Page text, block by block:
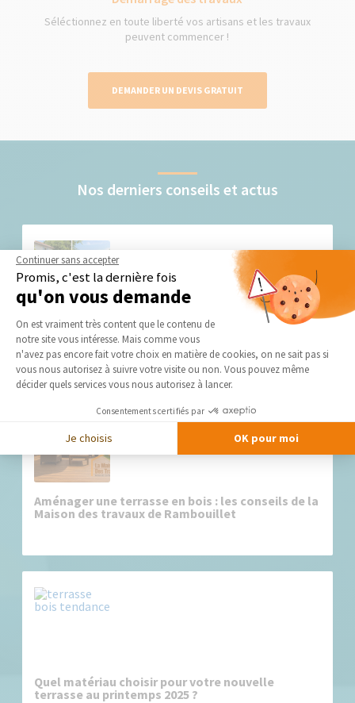
Séléctionnez en toute liberté vos artisans et les travaux
peuvent commencer !
DEMANDER UN DEVIS GRATUIT
Nos derniers conseils et actus
Les avantages d’une terrasse en bois exotique
pour votre maison à Rambouillet
Aménager une terrasse en bois : les conseils de la
Maison des travaux de Rambouillet
Quel matériau choisir pour votre nouvelle
terrasse au printemps 2025 ?
Continuer sans accepter
Promis, c'est la dernière fois
qu'on vous demande
Plateforme de Gestion du
On est vraiment très content que le contenu de
notre site vous intéresse. Mais comme vous
n'avez pas encore fait votre choix en matière de cookies, on ne sait pas si
vous nous autorisez à suivre votre visite ou non. Vous pouvez même
décider quels services vous nous autorisez à lancer.
Consentements certifiés par
Je choisis OK pour moi
Axeptio consent